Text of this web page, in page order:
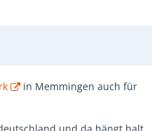
in Memmingen auch für